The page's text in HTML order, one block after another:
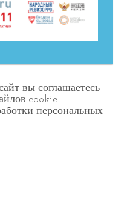
вы соглашаетесь
cookie
персональных